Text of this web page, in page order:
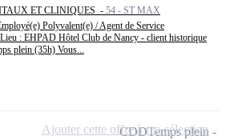
ET CLINIQUES - 54 - ST MAX
Polyvalent(e) / Agent de Service
: EHPAD Hôtel Club de Nancy - client historique
plein (35h) Vous...
CDDTemps plein
Ajouter cette offre à ma sélection